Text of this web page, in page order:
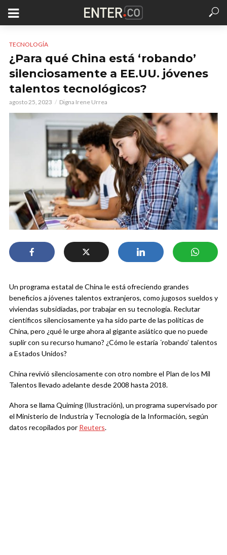
TECNOLOGÍA
¿Para qué China está ‘robando’
silenciosamente a EE.UU. jóvenes
talentos tecnológicos?
agosto 25, 2023 Digna Irene Urrea
Un programa estatal de China le está ofreciendo grandes
beneficios a jóvenes talentos extranjeros, como jugosos sueldos y
viviendas subsidiadas, por trabajar en su tecnología. Reclutar
científicos silenciosamente ya ha sido parte de las políticas de
China, pero ¿qué le urge ahora al gigante asiático que no puede
suplir con su recurso humano? ¿Cómo le estaría ´robando’ talentos
a Estados Unidos?
China revivió silenciosamente con otro nombre el Plan de los Mil
Talentos llevado adelante desde 2008 hasta 2018.
Ahora se llama Quiming (Ilustración), un programa supervisado por
el Ministerio de Industria y Tecnología de la Información, según
datos recopilados por Reuters.